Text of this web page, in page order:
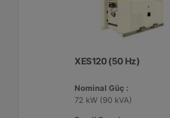
XES120 (50 Hz)
Nominal Güç :
72 kW (90 kVA)